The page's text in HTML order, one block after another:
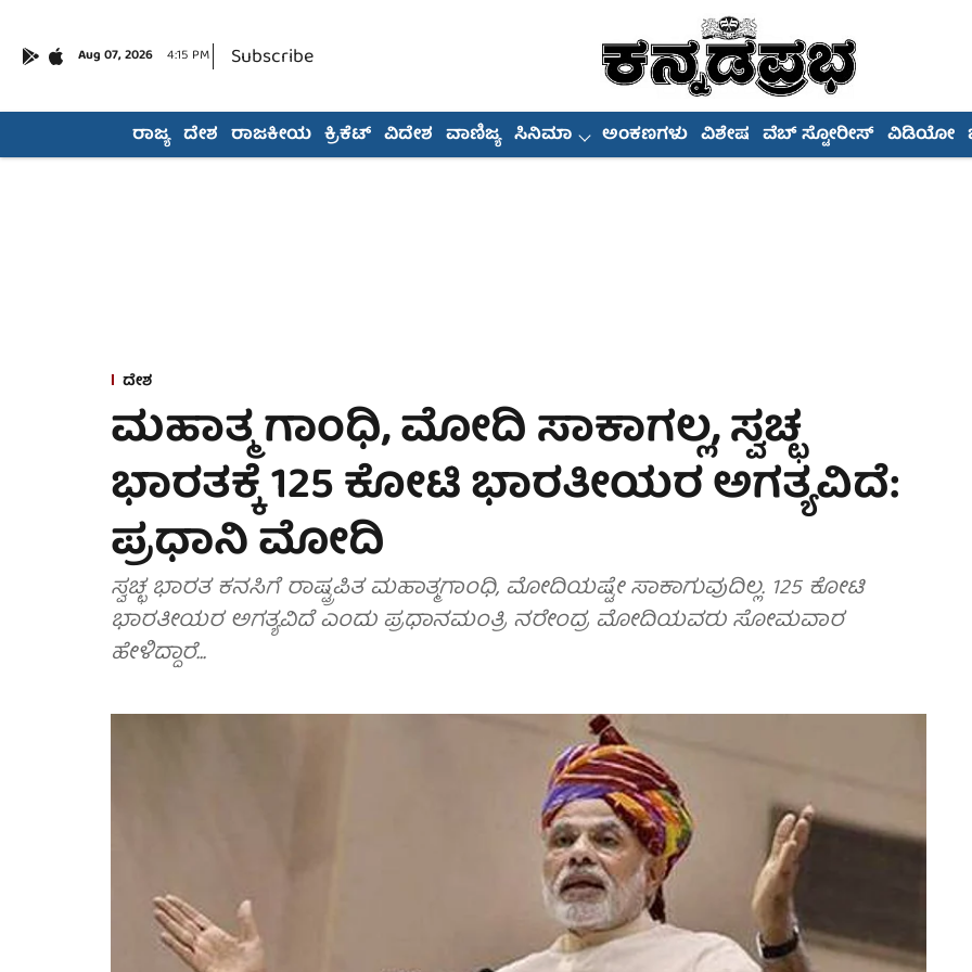
Aug 07, 2026 4:15 PM Subscribe
ರಾಜ್ಯ ದೇಶ ರಾಜಕೀಯ ಕ್ರಿಕೆಟ್ ವಿದೇಶ ವಾಣಿಜ್ಯ ಸಿನಿಮಾ ಅಂಕಣಗಳು ವಿಶೇಷ ವೆಬ್ ಸ್ಟೋರೀಸ್ ವಿಡಿಯೋ
ದೇಶ
ಮಹಾತ್ಮ ಗಾಂಧಿ, ಮೋದಿ ಸಾಕಾಗಲ್ಲ, ಸ್ವಚ್ಛ
ಭಾರತಕ್ಕೆ 125 ಕೋಟಿ ಭಾರತೀಯರ ಅಗತ್ಯವಿದೆ:
ಪ್ರಧಾನಿ ಮೋದಿ
ಸ್ವಚ್ಛ ಭಾರತ ಕನಸಿಗೆ ರಾಷ್ಟ್ರಪಿತ ಮಹಾತ್ಮಗಾಂಧಿ, ಮೋದಿಯಷ್ಟೇ ಸಾಕಾಗುವುದಿಲ್ಲ. 125 ಕೋಟಿ
ಭಾರತೀಯರ ಅಗತ್ಯವಿದೆ ಎಂದು ಪ್ರಧಾನಮಂತ್ರಿ ನರೇಂದ್ರ ಮೋದಿಯವರು ಸೋಮವಾರ
ಹೇಳಿದ್ದಾರೆ...